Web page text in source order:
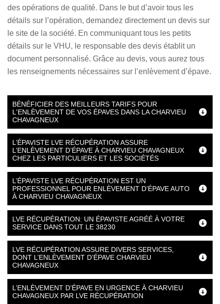
des opérations de qualité. Dans le but d’avoir tous les
détails sur l’opération, demandez directement un devis sur
le site de la société. En communiquant tous les petits
détails sur le VHU, le responsable des devis établit un
document personnalisé. Grâce au devis, vous aurez tous
les renseignements nécessaires sur l’enlèvement d’épave.
BÉNÉFICIER DES MEILLEURS TARIFS POUR
L'ENLÈVEMENT DE VOS ÉPAVES DANS LA CHARVIEU
CHAVAGNEUX
L’ÉPAVISTE LVE RÉCUPÉRATION ASSURE
L’ENLÈVEMENT D’ÉPAVE À CHARVIEU CHAVAGNEUX
CHEZ LES PARTICULIERS ET LES SOCIÉTÉS
L’ÉPAVISTE LVE RÉCUPÉRATION EST UN
PROFESSIONNEL POUR ENLÈVEMENT D’ÉPAVE AUTO
À CHARVIEU CHAVAGNEUX
LVE RÉCUPÉRATION: UN ÉPAVISTE AGRÉÉ À VOTRE
SERVICE DANS TOUT LE 38230
LVE RÉCUPÉRATION ASSURE DIVERS SERVICES,
DONT L’ENLÈVEMENT D’ÉPAVE CHARVIEU
CHAVAGNEUX
L’ENLÈVEMENT D’ÉPAVE EN URGENCE À CHARVIEU
CHAVAGNEUX PAR LVE RÉCUPÉRATION